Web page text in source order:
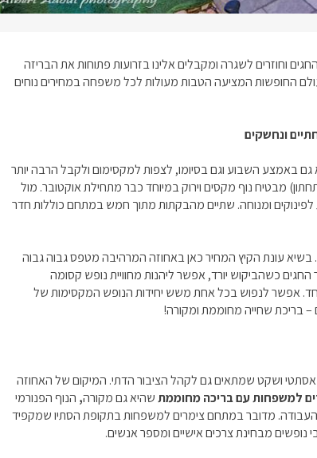
וחוזרים לשגרה ומקבלים אלינו בזרועות פתוחות את הבריזה
החופשות המציעה הטבות מעולות לכל משפחה במחירים נוחים
ונחשקים
באמצע השבוע וגם בסיומו, לצפות למקסימום ולקבל הרבה יותר
מבטיח נוף מקסים וירוק במיוחד כבר מתחילת אוקטובר. מול
ומנוחה. שתיים מהבקתות מתוך חמש במתחם כוללות חדר
עונת הקיץ המחיר כאן באחוזה המרהיבה מטפס גבוה גבוה
כשהביקוש יורד, אפשר ליהנות מחוויית נופש קסומה
אפשר לנפוש בכל אחת משש יחידות הנופש המקסימות של
– בריכת שחייה מחוממת ומקורה!
ושקט שמתאים גם לקהל הציבור הדתי. המיקום של האחוזה
למשפחות עם בריכה מחוממתשהיא גם מקורה, הנוף הפנורמי
העבודה. מדובר במתחם צימרים למשפחות בתקופת הסתיו שמקפיד
נופשים מבחינת צרכים אישיים ומספר אנשים.